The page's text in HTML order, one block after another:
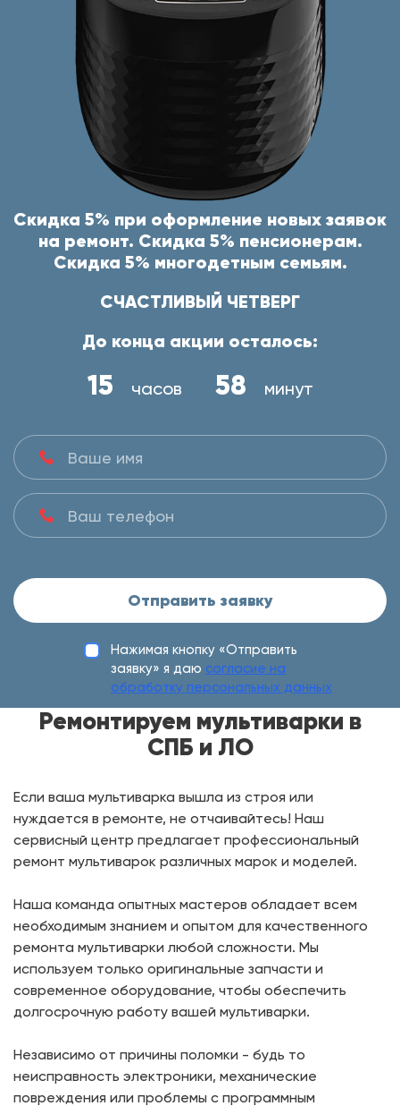
Скидка 5% при оформление новых заявок
на ремонт. Скидка 5% пенсионерам.
Скидка 5% многодетным семьям.
СЧАСТЛИВЫЙ ЧЕТВЕРГ
До конца акции осталось:
15 часов 58 минут
Отправить заявку
Нажимая кнопку «Отправить
заявку» я даю согласие на
обработку персональных данных
Ремонтируем мультиварки в
СПБ и ЛО
Если ваша мультиварка вышла из строя или
нуждается в ремонте, не отчаивайтесь! Наш
сервисный центр предлагает профессиональный
ремонт мультиварок различных марок и моделей.
Наша команда опытных мастеров обладает всем
необходимым знанием и опытом для качественного
ремонта мультиварки любой сложности. Мы
используем только оригинальные запчасти и
современное оборудование, чтобы обеспечить
долгосрочную работу вашей мультиварки.
Независимо от причины поломки - будь то
неисправность электроники, механические
повреждения или проблемы с программным